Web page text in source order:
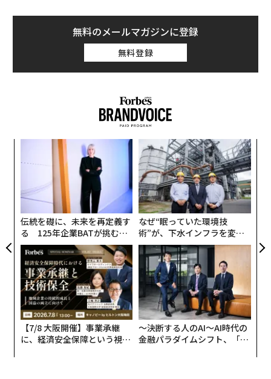
ェアアップデート」を選ぶ。ここに「ダウンロードして
インストール」が表示され、すぐにダウンロードが始ま
る。筆者のiPhone 17 Pro Maxの場合ファイル容量3.09G
Bと、やや大きめのアップデートだった。ダウンロード
とインストールにかかった時間は合計で20分未満だっ
無料のメールマガジンに登録
無料登録
伝統を礎に、未来を再定義す
る 125年企業BATが挑むス
モークレスな未来
なぜ“眠っていた環境技
術”が、下水インフラを変え
たのか──産総研×月島JFE
アクアソリューションの10年
【7/8 大阪開催】事業承継
に、経済安全保障という視点
〜決断する人のAI〜AI時代の
金融パラダイムシフト、「超